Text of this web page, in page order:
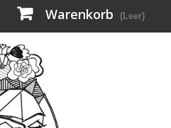
Warenkorb (Leer)